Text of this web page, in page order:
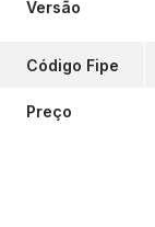
Versão
Código Fipe
Preço